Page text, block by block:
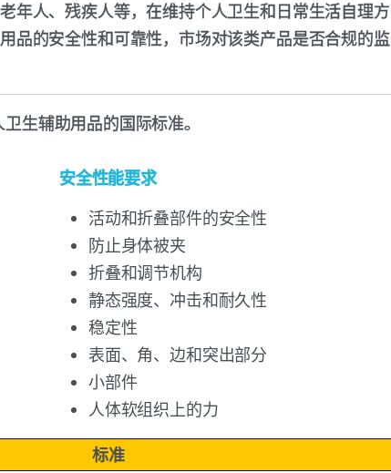
年人、残疾人等，在维持个人卫生和日常生活自理方
品的安全性和可靠性，市场对该类产品是否合规的监
生辅助用品的国际标准。
安全性能要求
活动和折叠部件的安全性
防止身体被夹
折叠和调节机构
静态强度、冲击和耐久性
稳定性
表面、角、边和突出部分
小部件
人体软组织上的力
标准